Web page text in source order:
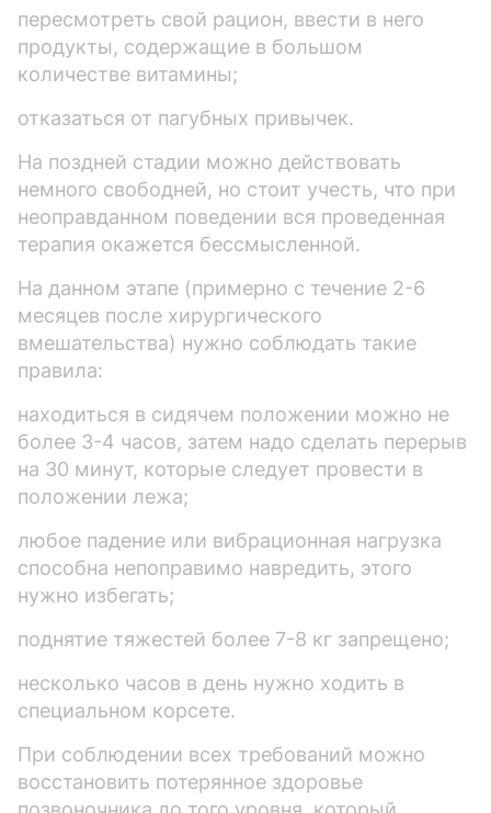
пересмотреть свой рацион, ввести в него
продукты, содержащие в большом
количестве витамины;
отказаться от пагубных привычек.
На поздней стадии можно действовать
немного свободней, но стоит учесть, что при
неоправданном поведении вся проведенная
терапия окажется бессмысленной.
На данном этапе (примерно с течение 2-6
месяцев после хирургического
вмешательства) нужно соблюдать такие
правила:
находиться в сидячем положении можно не
более 3-4 часов, затем надо сделать перерыв
на 30 минут, которые следует провести в
положении лежа;
любое падение или вибрационная нагрузка
способна непоправимо навредить, этого
нужно избегать;
поднятие тяжестей более 7-8 кг запрещено;
несколько часов в день нужно ходить в
специальном корсете.
При соблюдении всех требований можно
восстановить потерянное здоровье